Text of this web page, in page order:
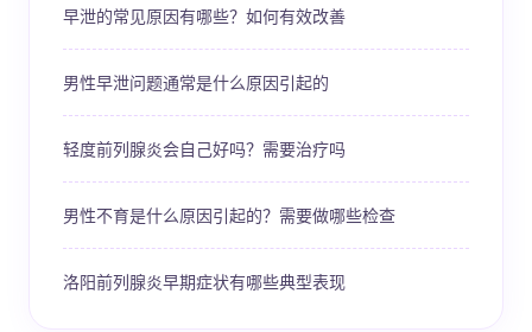
早泄的常见原因有哪些？如何有效改善
男性早泄问题通常是什么原因引起的
轻度前列腺炎会自己好吗？需要治疗吗
男性不育是什么原因引起的？需要做哪些检查
洛阳前列腺炎早期症状有哪些典型表现